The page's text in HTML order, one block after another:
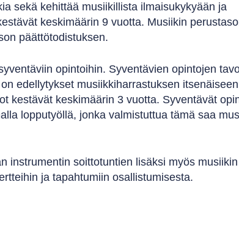
sekä kehittää musiikillista ilmaisukykyään ja
keskimäärin 9 vuotta. Musiikin
päättötodistuksen.
opintoihin. Syventävien opintojen
edellytykset musiikkiharrastuksen
kestävät keskimäärin 3 vuotta. Syventävät
lopputyöllä, jonka valmistuttua tämä saa
instrumentin soittotuntien lisäksi myös musiikin
ja tapahtumiin osallistumisesta.